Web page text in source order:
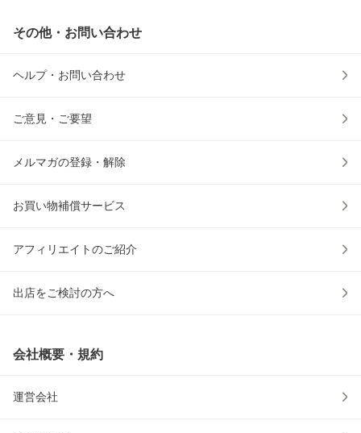
その他・お問い合わせ
ヘルプ・お問い合わせ
ご意見・ご要望
メルマガの登録・解除
お買い物補償サービス
アフィリエイトのご紹介
出店をご検討の方へ
会社概要・規約
運営会社